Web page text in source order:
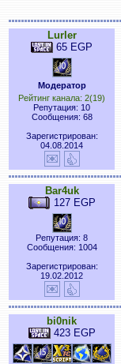
Lurler
65 EGP
Модератор
Рейтинг канала: 2(19)
Репутация: 10
Сообщения: 68
Зарегистрирован:
04.08.2014
Bar4uk
127 EGP
Репутация: 8
Сообщения: 1004
Зарегистрирован:
19.02.2012
bi0nik
423 EGP